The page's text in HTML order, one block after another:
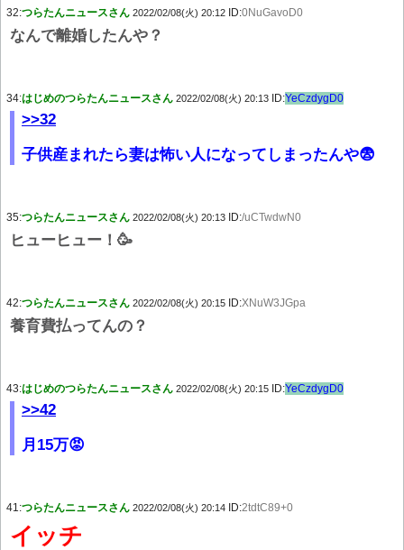
32:つらたんニュースさん 2022/02/08(火) 20:12 ID:0NuGavoD0
なんで離婚したんや？
34:はじめのつらたんニュースさん 2022/02/08(火) 20:13 ID:YeCzdygD0
>>32
子供産まれたら妻は怖い人になってしまったんや😨
35:つらたんニュースさん 2022/02/08(火) 20:13 ID:/uCTwdwN0
ヒューヒュー！🥳
42:つらたんニュースさん 2022/02/08(火) 20:15 ID:XNuW3JGpa
養育費払ってんの？
43:はじめのつらたんニュースさん 2022/02/08(火) 20:15 ID:YeCzdygD0
>>42
月15万😡
41:つらたんニュースさん 2022/02/08(火) 20:14 ID:2tdtC89+0
イッチ